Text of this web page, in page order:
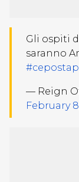
Gli ospiti
saranno
— Reign
February